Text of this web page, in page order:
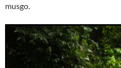
musgo.